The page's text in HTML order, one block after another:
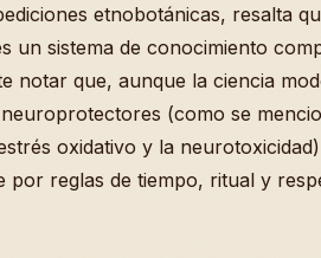
etnobotánicas, resalta
un sistema de conocimiento
notar que, aunque la ciencia
(como se
oxidativo y la
por reglas de tiempo, ritual y